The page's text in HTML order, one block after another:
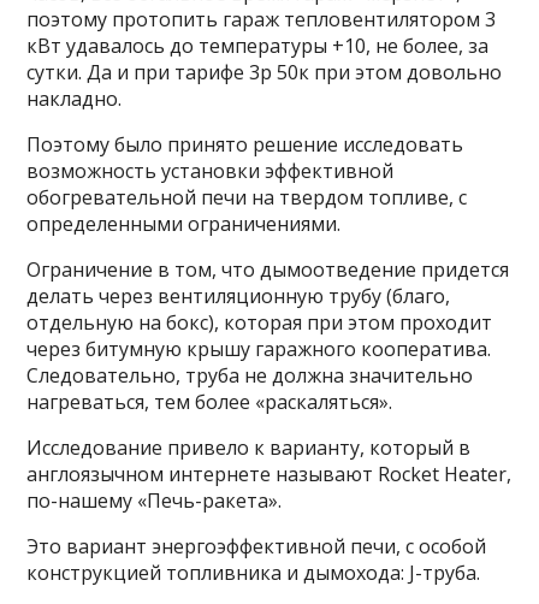
поэтому протопить гараж тепловентилятором 3
кВт удавалось до температуры +10, не более, за
сутки. Да и при тарифе 3р 50к при этом довольно
накладно.
Поэтому было принято решение исследовать
возможность установки эффективной
обогревательной печи на твердом топливе, с
определенными ограничениями.
Ограничение в том, что дымоотведение придется
делать через вентиляционную трубу (благо,
отдельную на бокс), которая при этом проходит
через битумную крышу гаражного кооператива.
Следовательно, труба не должна значительно
нагреваться, тем более «раскаляться».
Исследование привело к варианту, который в
англоязычном интернете называют Rocket Heater,
по-нашему «Печь-ракета».
Это вариант энергоэффективной печи, с особой
конструкцией топливника и дымохода: J-труба.